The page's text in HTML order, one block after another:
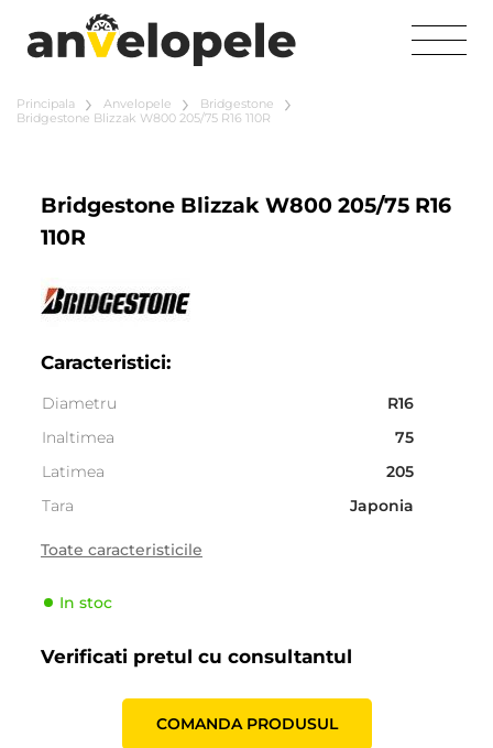
Principala Anvelopele
Bridgestone
Bridgestone Blizzak W800 205/75 R16 110R
Bridgestone Blizzak W800 205/75 R16
110R
Caracteristici:
Diametru
R16
Inaltimea
75
Latimea
205
Tara
Japonia
Sezonalitate
Producator
Toate caracteristicile
In stoc
Verificati pretul cu consultantul
COMANDA PRODUSUL